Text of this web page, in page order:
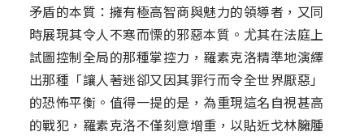
矛盾的本質：擁有極高智商與魅力的領導者，又同
時展現其令人不寒而慄的邪惡本質。尤其在法庭上
試圖控制全局的那種掌控力，羅素克洛精準地演繹
出那種「讓人著迷卻又因其罪行而令全世界厭惡」
的恐怖平衡。值得一提的是，為重現這名自視甚高
的戰犯，羅素克洛不僅刻意增重，以貼近戈林臃腫